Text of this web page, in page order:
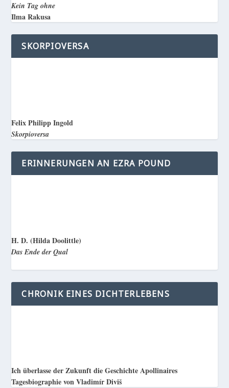
Kein Tag ohne
Ilma Rakusa
SKORPIOVERSA
Felix Philipp Ingold
Skorpioversa
ERINNERUNGEN AN EZRA POUND
H. D. (Hilda Doolittle)
Das Ende der Qual
CHRONIK EINES DICHTERLEBENS
Ich überlasse der Zukunft die Geschichte Apollinaires
Tagesbiographie von Vladimír Diviš